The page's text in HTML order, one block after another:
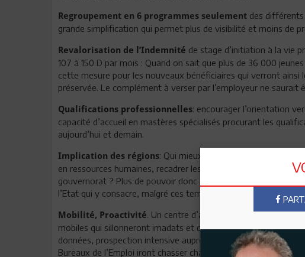
Regroupement en 6 programmes seulement des
grande simplification qui permet plus de visibilité et moins de
Revalorisation de l’Indemnité de stage d’initiation à la vie
107 à 150 D par mois : Quand on sait que plus de 36 000
cette mesure pour les nouveaux bénéficiaires qui verront
préservée. Le complément à verser par l’employeur ne saurait
Qualifications professionnelles: encourager l’orientation
capacité d’accueil en mastères spécialisés procurant les
aujourd’hui et demain.
Implication des régions: Qui mieux que le Conseil régional
en ressources humaines, recadrer les plans de l’emploi,
gouvernorat ? Plus de pouvoir donc aux régions, mais aussi,
l’Etat qui y consacre, malgré ces temps difficiles pas moins de
Mobilité, Proactivité. Un centre d’appel pour répondre aux
mobiles qui sillonneront imadats et délégations, micro-
données, prospection intensive auprès des entreprises, avec à
Bureaux de l’Emploi iront chasser chaque recrutement